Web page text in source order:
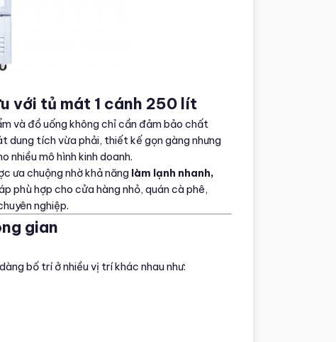
với tủ mát 1 cánh 250 lít
và đồ uống không chỉ cần đảm bảo chất
dung tích vừa phải, thiết kế gọn gàng nhưng
nhiều mô hình kinh doanh.
ưa chuộng nhờ khả năng làm lạnh nhanh,
phù hợp cho cửa hàng nhỏ, quán cà phê,
nghiệp.
gian
bố trí ở nhiều vị trí khác nhau như: